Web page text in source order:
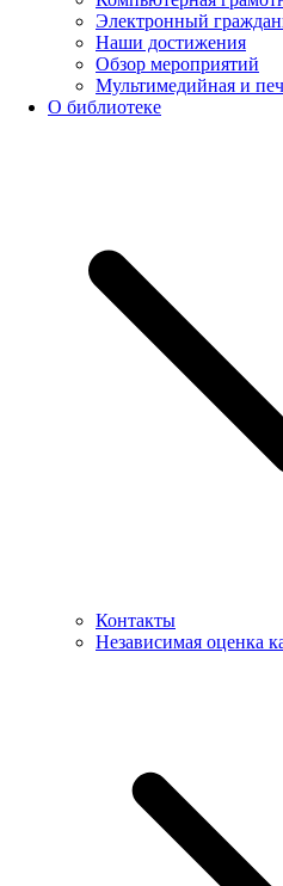
Электронный
Наши достижения
Обзор мероприятий
Мультимедийная и
О библиотеке
Контакты
Независимая оценка